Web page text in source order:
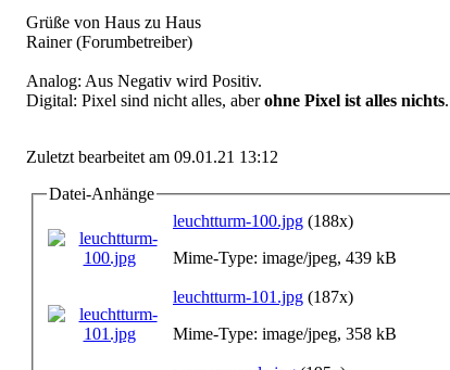
Grüße von Haus zu Haus
Rainer (Forumbetreiber)
Analog: Aus Negativ wird Positiv.
Digital: Pixel sind nicht alles, aberohne Pixel ist alles nichts.
Zuletzt bearbeitet am 09.01.21 13:12
Datei-Anhänge
leuchtturm-100.jpg (188x)
Mime-Type: image/jpeg, 439 kB
leuchtturm-101.jpg (187x)
Mime-Type: image/jpeg, 358 kB